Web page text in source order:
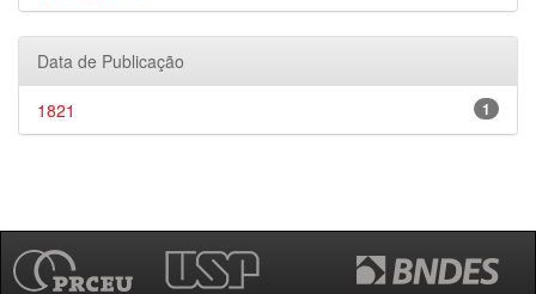
Data de Publicação
1
1821